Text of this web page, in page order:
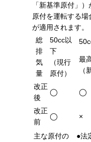
「新基準原付」
原付を運転する
が適用されます。
総
排
気
量
50cc以
下
（現行
原付）
最
（
改正
後
◯ ◯
改正
前
◯ ×
主な原付の
●法